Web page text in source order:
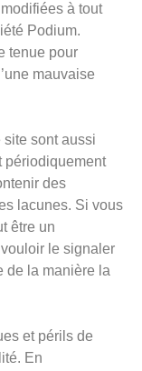
à tout
Podium.
tenue pour
mauvaise
site sont aussi
périodiquement
des
lacunes. Si vous
être un
le signaler
de la manière la
et périls de
En